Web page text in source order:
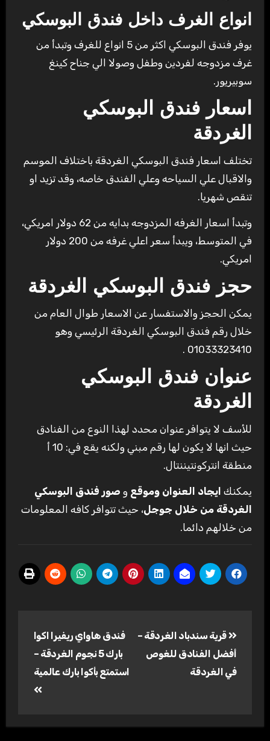
انواع الغرف داخل فندق البوسكي
يوفر فندق البوسكي اكثر من 5 انواع للغرف وتبدأ من
غرف مزدوجه لفردين وطفل وصولا الي جناح كينغ
سوبيريور.
اسعار فندق البوسكي
الغردقة
تختلف اسعار فندق البوسكي الغردقة باختلاف الموسم
والاقبال علي السياحه وعلي الفندق خاصه، وقد تزيد او
تنقص شهريا.
وتبدأ اسعار الغرفه المزدوجه بدايه من 62 دولار امريكي،
في المتوسط، ويبدأ سعر اعلي غرفه من 200 دولار
امريكي.
حجز فندق البوسكي الغردقة
يمكن الحجز والاستفسار عن الاسعار طوال العام من
خلال رقم فندق البوسكي الغردقة الرئيسي وهو
01033323410 .
عنوان فندق البوسكي
الغردقة
للأسف لا يتوافر عنوان محدد لهذا النوع من الفنادق
حيث انها لا يكون لها رقم مبني ولكنه يقع في: 10 أ
منطقة انتركونتيننتال.
يمكنك ايجاد العنوان وموقع و صور فندق البوسكي
الغردقة من خلال جوجل، حيث تتوافر كافه المعلومات
من خلالهم دائما.
المقالات
قرية سندباد الغردقة –
أفضل الفنادق للغوص
في الغردقة
فندق هاواي ريفيرا اكوا
بارك 5 نجوم الغردقة –
استمتع بأكوا بارك عالمية